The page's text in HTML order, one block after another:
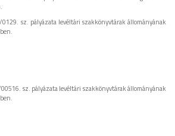
sz. pályázata levéltári szakkönyvtárak állományának
sz. pályázata levéltári szakkönyvtárak állományának